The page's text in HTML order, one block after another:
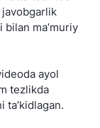
javobgarlik
bilan ma’muriy
ayol
tezlikda